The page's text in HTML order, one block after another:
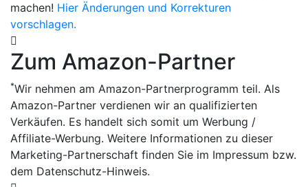
machen! Hier Änderungen und Korrekturen
vorschlagen.
Zum Amazon-Partner
*Wir nehmen am Amazon-Partnerprogramm teil. Als
Amazon-Partner verdienen wir an qualifizierten
Verkäufen. Es handelt sich somit um Werbung /
Affiliate-Werbung. Weitere Informationen zu dieser
Marketing-Partnerschaft finden Sie im Impressum bzw.
dem Datenschutz-Hinweis.